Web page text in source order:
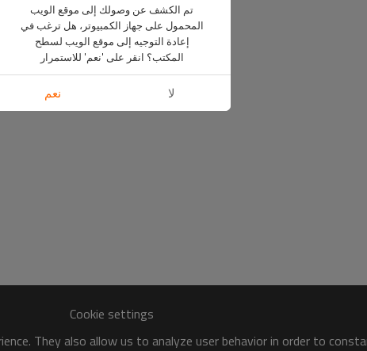
Cookie settings
They also allow us to analyze user behavior in order to
تم الكشف عن وصولك إلى موقع الويب
المحمول على جهاز الكمبيوتر، هل ترغب في
إعادة التوجيه إلى موقع الويب لسطح
المكتب؟ انقر على 'نعم' للاستمرار
لا نعم